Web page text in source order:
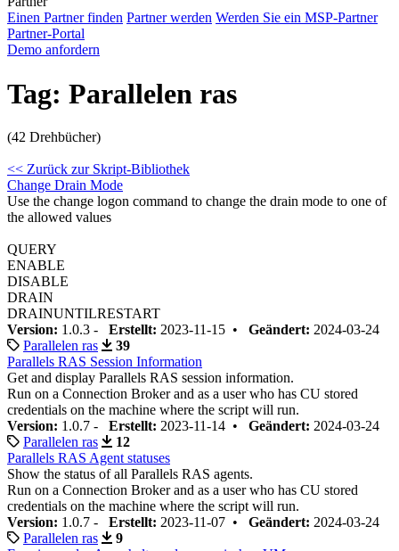
Einen Partner finden Partner werden Werden Sie ein MSP-Partner
Partner-Portal
Demo anfordern
Tag: Parallelen ras
(42 Drehbücher)
<< Zurück zur Skript-Bibliothek
Change Drain Mode
Use the change logon command to change the drain mode to one of
the allowed values
QUERY
ENABLE
DISABLE
DRAIN
DRAINUNTILRESTART
Version: 1.0.3 - Erstellt: 2023-11-15 • Geändert: 2024-03-24
Parallelen ras
39
Parallels RAS Session Information
Get and display Parallels RAS session information.
Run on a Connection Broker and as a user who has CU stored
credentials on the machine where the script will run.
Version: 1.0.7 - Erstellt: 2023-11-14 • Geändert: 2024-03-24
Parallelen ras
12
Parallels RAS Agent statuses
Show the status of all Parallels RAS agents.
Run on a Connection Broker and as a user who has CU stored
credentials on the machine where the script will run.
Version: 1.0.7 - Erstellt: 2023-11-07 • Geändert: 2024-03-24
Parallelen ras
9